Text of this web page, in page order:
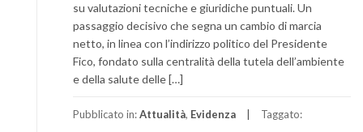
su valutazioni tecniche e giuridiche puntuali. Un
passaggio decisivo che segna un cambio di marcia
netto, in linea con l’indirizzo politico del Presidente
Fico, fondato sulla centralità della tutela dell’ambiente
e della salute delle […]
Pubblicato in:Attualità, Evidenza Taggato: